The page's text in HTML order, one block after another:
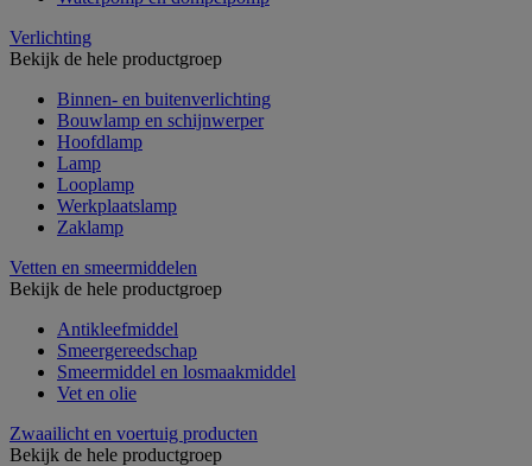
Verlichting
Bekijk de hele productgroep
Binnen- en buitenverlichting
Bouwlamp en schijnwerper
Hoofdlamp
Lamp
Looplamp
Werkplaatslamp
Zaklamp
Vetten en smeermiddelen
Bekijk de hele productgroep
Antikleefmiddel
Smeergereedschap
Smeermiddel en losmaakmiddel
Vet en olie
Zwaailicht en voertuig producten
Bekijk de hele productgroep